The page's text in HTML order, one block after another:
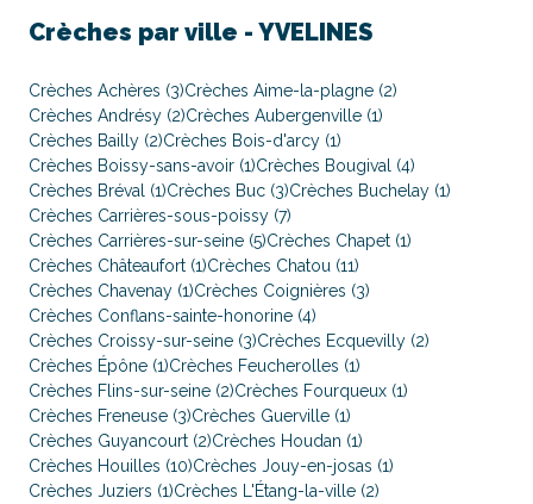
Crèches par ville - YVELINES
Crèches Achères (3)Crèches Aime-la-plagne (2)
Crèches Andrésy (2)Crèches Aubergenville (1)
Crèches Bailly (2)Crèches Bois-d'arcy (1)
Crèches Boissy-sans-avoir (1)Crèches Bougival (4)
Crèches Bréval (1)Crèches Buc (3)Crèches Buchelay (1)
Crèches Carrières-sous-poissy (7)
Crèches Carrières-sur-seine (5)Crèches Chapet (1)
Crèches Châteaufort (1)Crèches Chatou (11)
Crèches Chavenay (1)Crèches Coignières (3)
Crèches Conflans-sainte-honorine (4)
Crèches Croissy-sur-seine (3)Crèches Ecquevilly (2)
Crèches Épône (1)Crèches Feucherolles (1)
Crèches Flins-sur-seine (2)Crèches Fourqueux (1)
Crèches Freneuse (3)Crèches Guerville (1)
Crèches Guyancourt (2)Crèches Houdan (1)
Crèches Houilles (10)Crèches Jouy-en-josas (1)
Crèches Juziers (1)Crèches L'Étang-la-ville (2)